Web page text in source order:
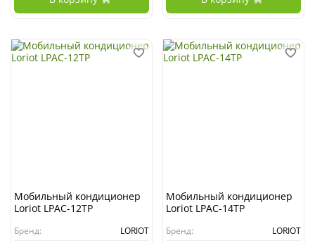
Мобильный кондиционер
Loriot LPAC-12TP
Бренд:
LORIOT
Мобильный кондиционер
Loriot LPAC-14TP
Бренд:
LORIOT